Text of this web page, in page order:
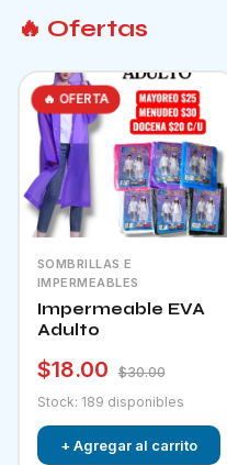
🔥 Ofertas
🔥 OFERTA
SOMBRILLAS E
IMPERMEABLES
Impermeable EVA
Adulto
$18.00
$30.00
Stock: 189 disponibles
+ Agregar al carrito